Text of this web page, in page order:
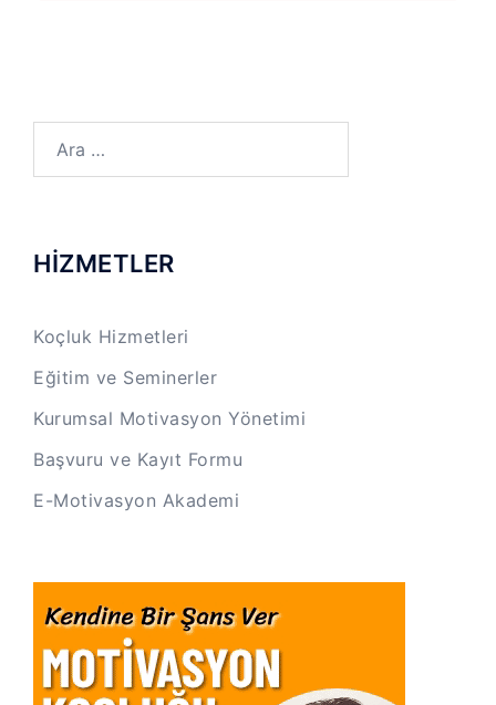
HİZMETLER
Koçluk Hizmetleri
Eğitim ve Seminerler
Kurumsal Motivasyon Yönetimi
Başvuru ve Kayıt Formu
E-Motivasyon Akademi